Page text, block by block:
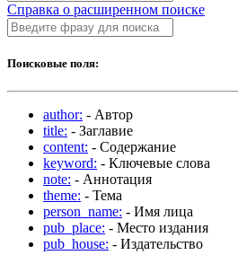
Справка о расширенном поиске
Поисковые поля:
author: - Автор
title: - Заглавие
content: - Содержание
keyword: - Ключевые слова
note: - Аннотация
theme: - Тема
person_name: - Имя лица
pub_place: - Место издания
pub_house: - Издательство